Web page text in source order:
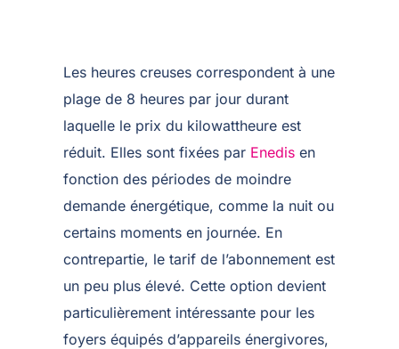
Les heures creuses correspondent à une
plage de 8 heures par jour durant
laquelle le prix du kilowattheure est
réduit. Elles sont fixées par Enedisen
fonction des périodes de moindre
demande énergétique, comme la nuit ou
certains moments en journée. En
contrepartie, le tarif de l’abonnement est
un peu plus élevé. Cette option devient
particulièrement intéressante pour les
foyers équipés d’appareils énergivores,